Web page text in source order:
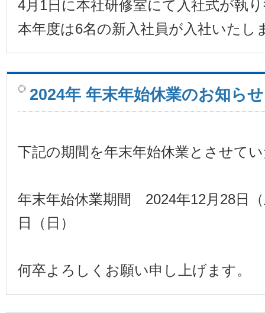
4月1日に本社研修室にて入社式が執
本年度は6名の新入社員が入社いたし
2024年 年末年始休業のお知らせ
下記の期間を年末年始休業とさせて
年末年始休業期間 2024年12月28日
日（日）
何卒よろしくお願い申し上げます。